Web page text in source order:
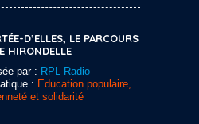
D’ELLES, LE PARCOURS
HIRONDELLE
par : RPL Radio
: Education populaire,
et solidarité